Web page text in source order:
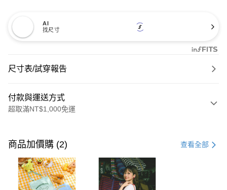
AI
找尺寸
尺寸表/試穿報告
付款與運送方式
超取滿NT$1,000免運
信用卡一次付款
購物金
超商取貨付款
商品加價購 (2) 查看全部